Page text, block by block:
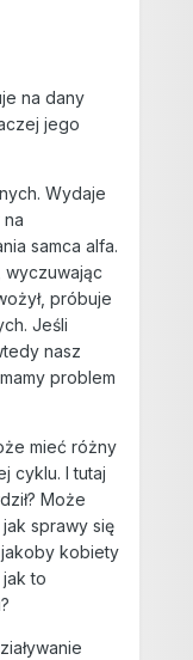
na dany
jego
Wydaje
samca alfa.
wyczuwając
próbuje
Jeśli
nasz
problem
mieć różny
cyklu. I tutaj
Może
sprawy się
kobiety
to